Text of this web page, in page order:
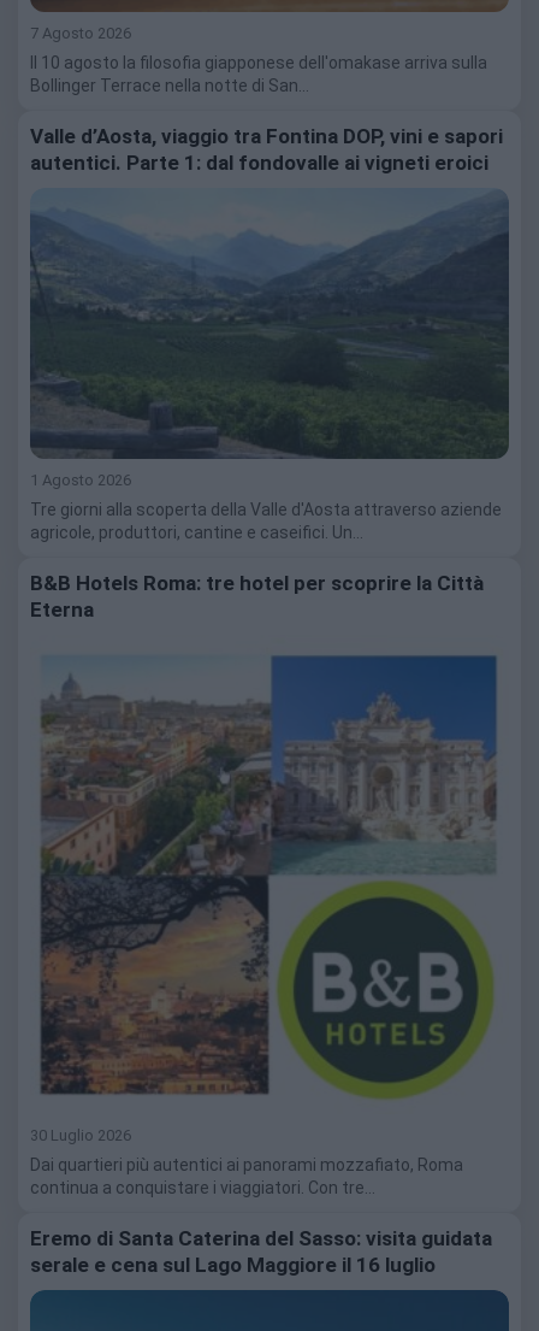
7 Agosto 2026
Il 10 agosto la filosofia giapponese dell'omakase arriva sulla
Bollinger Terrace nella notte di San…
Valle d’Aosta, viaggio tra Fontina DOP, vini e sapori
autentici. Parte 1: dal fondovalle ai vigneti eroici
1 Agosto 2026
Tre giorni alla scoperta della Valle d'Aosta attraverso aziende
agricole, produttori, cantine e caseifici. Un…
B&B Hotels Roma: tre hotel per scoprire la Città
Eterna
30 Luglio 2026
Dai quartieri più autentici ai panorami mozzafiato, Roma
continua a conquistare i viaggiatori. Con tre…
Eremo di Santa Caterina del Sasso: visita guidata
serale e cena sul Lago Maggiore il 16 luglio